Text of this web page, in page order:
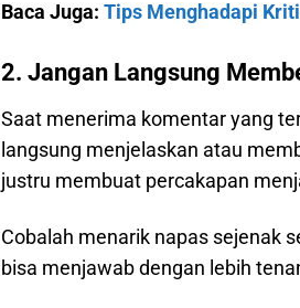
Baca Juga: Tips Menghadapi
2. Jangan Langsung
Saat menerima komentar yang
langsung menjelaskan atau
justru membuat percakapan
Cobalah menarik napas sejenak
bisa menjawab dengan lebih